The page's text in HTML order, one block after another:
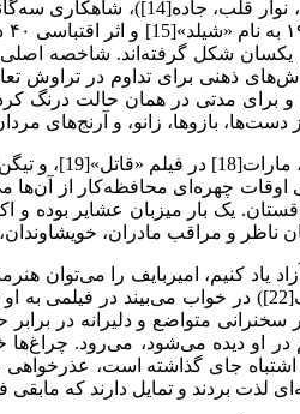
ذهنی برای تداوم در
و برای مدتی در همان حالت درنگ
بازوها، زانو، و آرنج‌های
اوقات چهره‌ای محافظه‌کار از
یک بار میزبان عشایر بوده
یاد کنیم، امیربایف را
کارگردان تاجیک به نام جمشید
سخنرانی متواضع و دلیرانه در
اشتباه جای گذاشته است،
لذت بردند و تمایل دارند که